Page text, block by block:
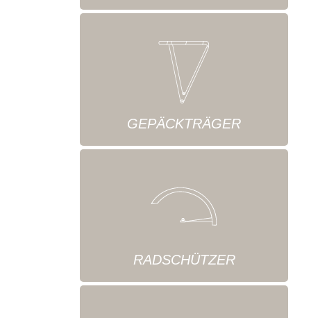
GEPÄCKTRÄGER
RADSCHÜTZER